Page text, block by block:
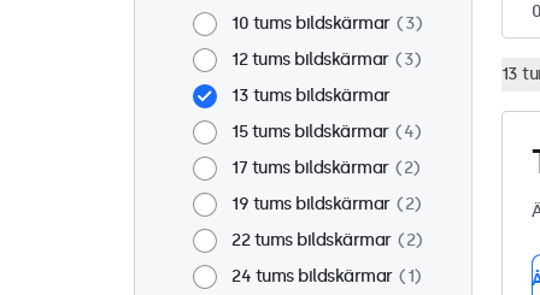
10 tums bildskärmar
3
12 tums bildskärmar
3
13 tums bildskärmar
15 tums bildskärmar
4
17 tums bildskärmar
2
19 tums bildskärmar
2
22 tums bildskärmar
2
24 tums bildskärmar
1
0
13